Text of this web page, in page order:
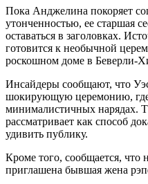
Пока Анджелина покоряет
утонченностью, ее старшая
оставаться в заголовках.
готовится к необычной
роскошном доме в Беверли-
Инсайдеры сообщают, что
шокирующую церемонию, где
минималистичных нарядах.
рассматривает как способ
удивить публику.
Кроме того, сообщается, что
приглашена бывшая жена